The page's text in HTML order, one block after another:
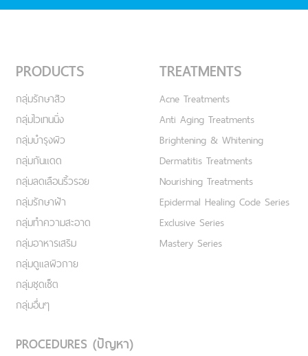
PRODUCTS
กลุ่มรักษาสิว
กลุ่มไวเทนนิ่ง
กลุ่มบำรุงผิว
กลุ่มกันแดด
กลุ่มลดเลือนริ้วรอย
กลุ่มรักษาฝ้า
กลุ่มทำความสะอาด
กลุ่มอาหารเสริม
กลุ่มดูแลผิวกาย
กลุ่มชุดเซ็ต
กลุ่มอื่นๆ
TREATMENTS
Acne Treatments
Anti Aging Treatments
Brightening & Whitening
Dermatitis Treatments
Nourishing Treatments
Epidermal Healing Code Series
Exclusive Series
Mastery Series
PROCEDURES (ปัญหา)